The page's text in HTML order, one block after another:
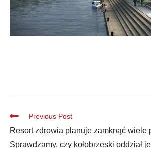
Previous Post
Resort zdrowia planuje zamknąć wiele
Sprawdzamy, czy kołobrzeski oddział